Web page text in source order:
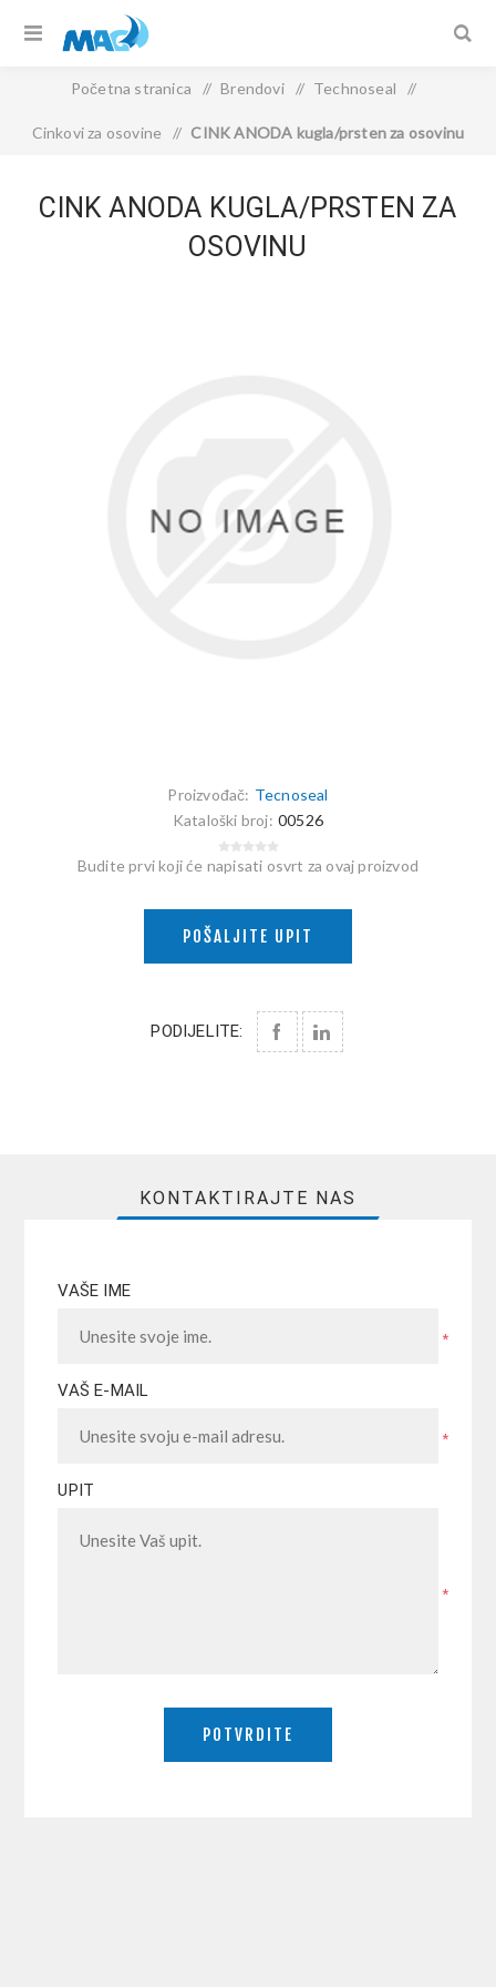
Početna stranica / Brendovi / Technoseal /
Cinkovi za osovine / CINK ANODA kugla/prsten za osovinu
CINK ANODA KUGLA/PRSTEN ZA
OSOVINU
Proizvođač: Tecnoseal
Kataloški broj: 00526
Budite prvi koji će napisati osvrt za ovaj proizvod
POŠALJITE UPIT
PODIJELITE:
KONTAKTIRAJTE NAS
VAŠE IME
*
VAŠ E-MAIL
*
UPIT
*